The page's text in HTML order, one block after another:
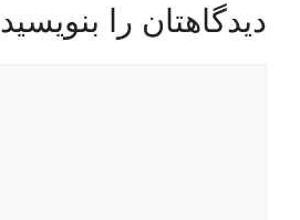
دیدگاهتان را بنویسید